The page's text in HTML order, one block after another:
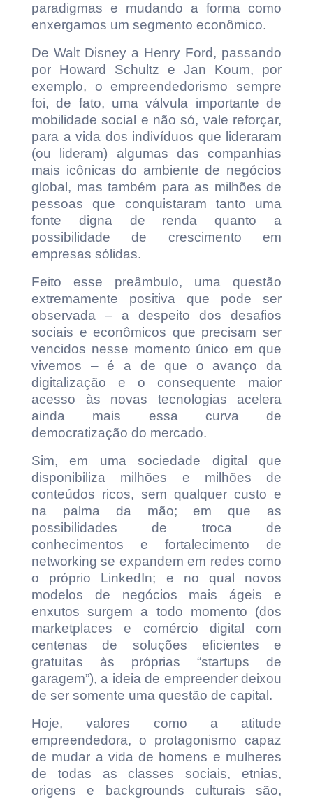
paradigmas e mudando a forma como
enxergamos um segmento econômico.
De Walt Disney a Henry Ford, passando
por Howard Schultz e Jan Koum, por
exemplo, o empreendedorismo sempre
foi, de fato, uma válvula importante de
mobilidade social e não só, vale reforçar,
para a vida dos indivíduos que lideraram
(ou lideram) algumas das companhias
mais icônicas do ambiente de negócios
global, mas também para as milhões de
pessoas que conquistaram tanto uma
fonte digna de renda quanto a
possibilidade de crescimento em
empresas sólidas.
Feito esse preâmbulo, uma questão
extremamente positiva que pode ser
observada – a despeito dos desafios
sociais e econômicos que precisam ser
vencidos nesse momento único em que
vivemos – é a de que o avanço da
digitalização e o consequente maior
acesso às novas tecnologias acelera
ainda mais essa curva de
democratização do mercado.
Sim, em uma sociedade digital que
disponibiliza milhões e milhões de
conteúdos ricos, sem qualquer custo e
na palma da mão; em que as
possibilidades de troca de
conhecimentos e fortalecimento de
networking se expandem em redes como
o próprio LinkedIn; e no qual novos
modelos de negócios mais ágeis e
enxutos surgem a todo momento (dos
marketplaces e comércio digital com
centenas de soluções eficientes e
gratuitas às próprias “startups de
garagem”), a ideia de empreender deixou
de ser somente uma questão de capital.
Hoje, valores como a atitude
empreendedora, o protagonismo capaz
de mudar a vida de homens e mulheres
de todas as classes sociais, etnias,
origens e backgrounds culturais são,